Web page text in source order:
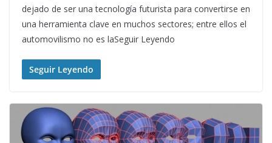
dejado de ser una tecnología futurista para convertirse en
una herramienta clave en muchos sectores; entre ellos el
automovilismo no es laSeguir Leyendo
Seguir Leyendo
i